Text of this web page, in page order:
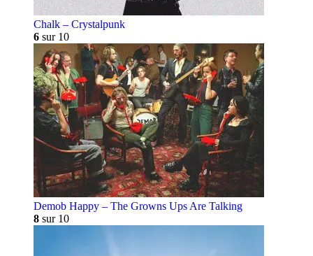
Chalk – Crystalpunk
6 sur 10
Demob Happy – The Growns Ups Are Talking
8 sur 10